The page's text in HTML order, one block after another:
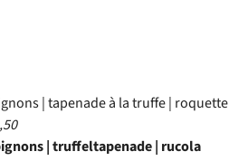
| tapenade à la truffe | roquette
| truffeltapenade | rucola